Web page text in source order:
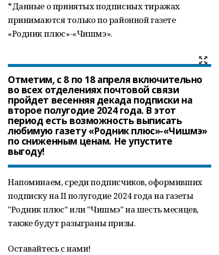
*Данные о принятых подписных тиражах
принимаются только по районной газете
«Родник плюс»-«Чишмэ».
Отметим, с 8 по 18 апреля включительно
во всех отделениях почтовой связи
пройдет весенняя декада подписки на
второе полугодие 2024 года. В этот
период есть возможность выписать
любимую газету «Родник плюс»-«Чишмэ»
по сниженным ценам. Не упустите
выгоду!
Напоминаем, среди подписчиков, оформивших
подписку на II полугодие 2024 года на газеты
"Родник плюс" или "Чишмэ" на шесть месяцев,
также будут разыграны призы.
Оставайтесь с нами!